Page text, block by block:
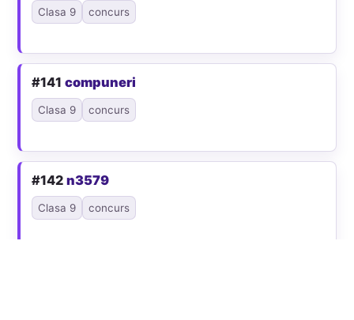
Clasa 9 concurs
#141compuneri
Clasa 9 concurs
#142n3579
Clasa 9 concurs